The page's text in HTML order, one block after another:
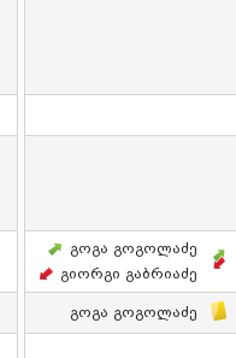
Გოგა Გოგოლაძე
Გიორგი Გაბრიაძე
Გოგა Გოგოლაძე